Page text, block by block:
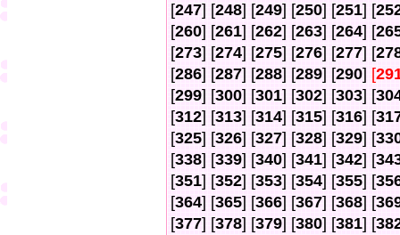
[247] [248] [249] [250] [251] [
[260] [261] [262] [263] [264] [
[273] [274] [275] [276] [277] [
[286] [287] [288] [289] [290] [
[299] [300] [301] [302] [303] [
[312] [313] [314] [315] [316] [
[325] [326] [327] [328] [329] [
[338] [339] [340] [341] [342] [
[351] [352] [353] [354] [355] [
[364] [365] [366] [367] [368] [
[377] [378] [379] [380] [381] [